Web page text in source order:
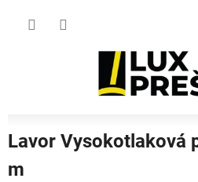
Lavor Vysokotlaková
m